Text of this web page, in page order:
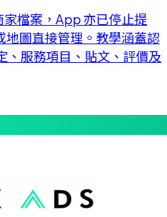
檔案，App 亦已停止提
圖直接管理。教學涵蓋認
、服務項目、貼文、評價及